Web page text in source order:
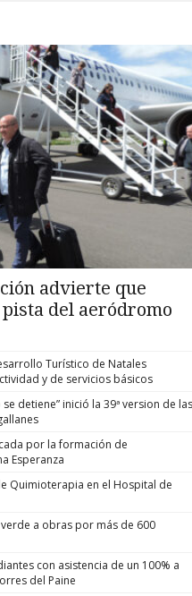
advierte que
del aeródromo
Turístico de Natales
y de servicios básicos
detiene” inició la 39ª version de las
por la formación de
Esperanza
Quimioterapia en el Hospital de
a obras por más de 600
con asistencia de un 100% a
del Paine